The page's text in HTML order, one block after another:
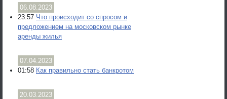
06.08.2023
23:57 Что происходит со спросом и
предложением на московском рынке
аренды жилья
07.04.2023
01:58 Как правильно стать банкротом
20.03.2023